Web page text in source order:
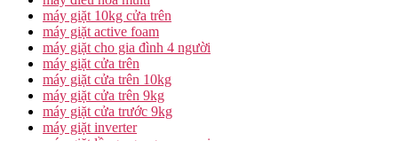
máy giặt 10kg cửa trên
máy giặt active foam
máy giặt cho gia đình 4 người
máy giặt cửa trên
máy giặt cửa trên 10kg
máy giặt cửa trên 9kg
máy giặt cửa trước 9kg
máy giặt inverter